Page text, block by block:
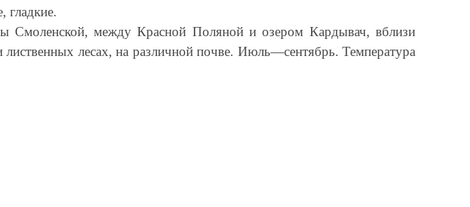
Смоленской, между Красной Поляной и озером Кардывач, вблизи
лесах, на различной почве. Июль—сентябрь. Температура